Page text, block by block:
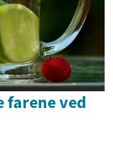
farene ved